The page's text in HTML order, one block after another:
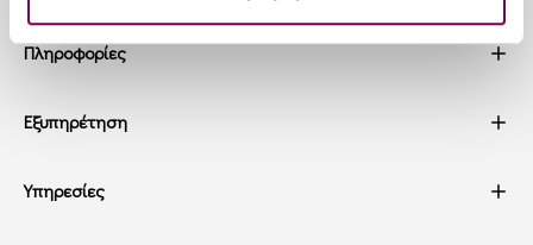
Πληροφορίες
Εξυπηρέτηση
Υπηρεσίες